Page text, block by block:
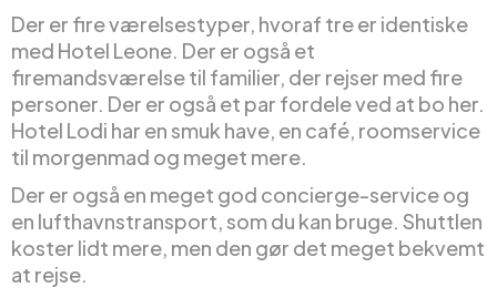
Der er fire værelsestyper, hvoraf tre er identiske
med Hotel Leone. Der er også et
firemandsværelse til familier, der rejser med fire
personer. Der er også et par fordele ved at bo her.
Hotel Lodi har en smuk have, en café, roomservice
til morgenmad og meget mere.
Der er også en meget god concierge-service og
en lufthavnstransport, som du kan bruge. Shuttlen
koster lidt mere, men den gør det meget bekvemt
at rejse.